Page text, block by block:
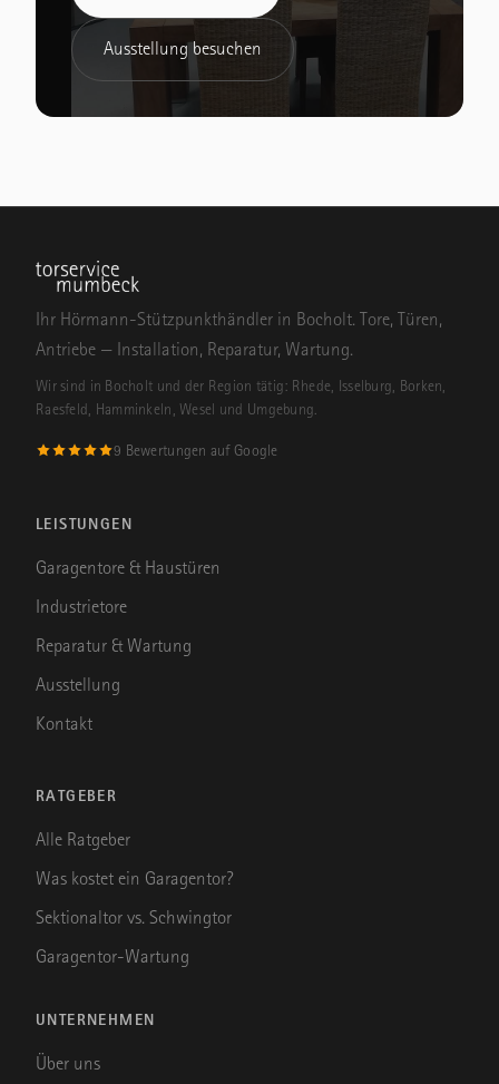
Ausstellung besuchen
Ihr Hörmann-Stützpunkthändler in Bocholt. Tore, Türen,
Antriebe — Installation, Reparatur, Wartung.
Wir sind in Bocholt und der Region tätig: Rhede, Isselburg, Borken,
Raesfeld, Hamminkeln, Wesel und Umgebung.
9 Bewertungen auf Google
LEISTUNGEN
Garagentore & Haustüren
Industrietore
Reparatur & Wartung
Ausstellung
Kontakt
RATGEBER
Alle Ratgeber
Was kostet ein Garagentor?
Sektionaltor vs. Schwingtor
Garagentor-Wartung
UNTERNEHMEN
Über uns